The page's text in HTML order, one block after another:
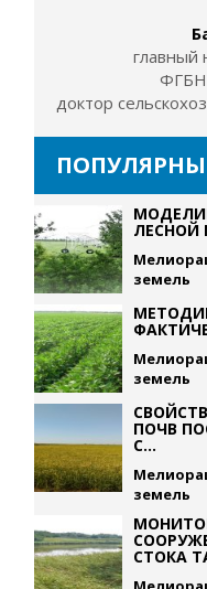
главный
доктор
ЛЕСНОЙ
земель
земель
ПОЧВ
С...
земель
СТОКА